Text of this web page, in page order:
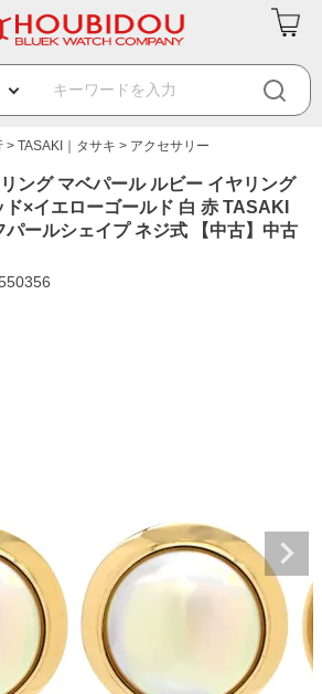
TASAKI｜タサキ アクセサリー
ング マベパール ルビー イヤリング
×イエローゴールド 白 赤 TASAKI
ールシェイプ ネジ式 【中古】中古